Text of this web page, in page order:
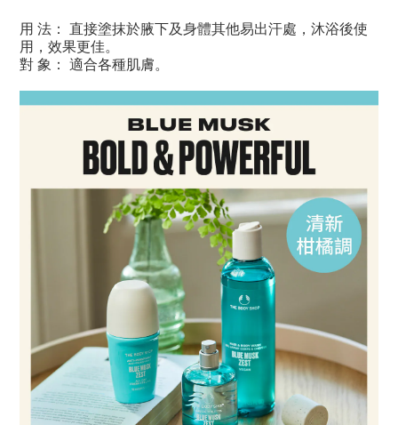
用 法： 直接塗抹於腋下及身體其他易出汗處，沐浴後使
用，效果更佳。
對 象： 適合各種肌膚。